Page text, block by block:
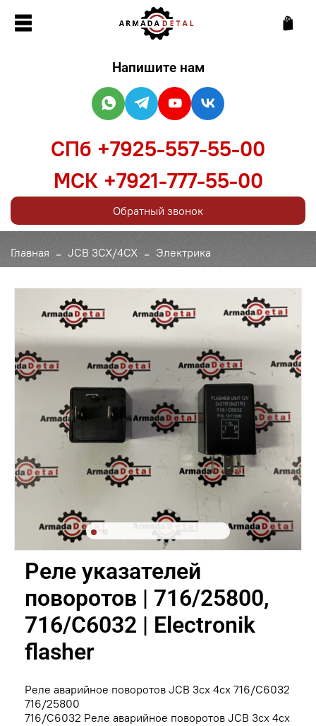
Главная JCB 3CX/4CX Электрика
Реле указателей
поворотов | 716/25800,
716/C6032 | Electronik
flasher
Реле аварийное поворотов JCB 3cx 4cx 716/C6032
716/25800
716/C6032 Реле аварийное поворотов JCB 3cx 4cx
Напишите нам
СПб +7925-557-55-00
МСК +7921-777-55-00
Обратный звонок